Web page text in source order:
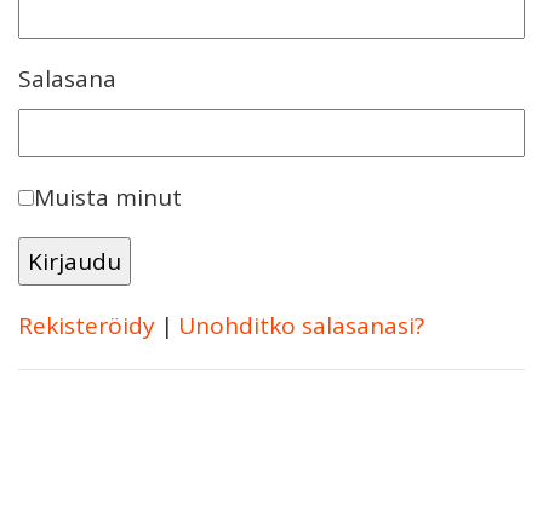
Salasana
Muista minut
Rekisteröidy | Unohditko salasanasi?